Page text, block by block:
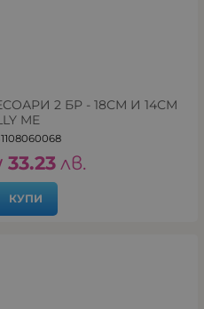
2 БР - 18СМ И 14СМ
ME
33.23 лв.
КУПИ